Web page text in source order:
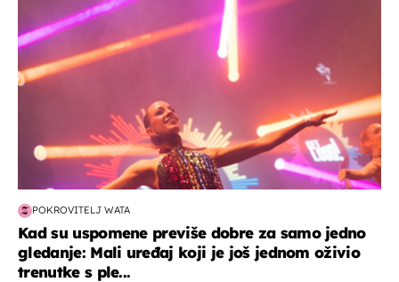
POKROVITELJ WATA
Kad su uspomene previše dobre za samo jedno
gledanje: Mali uređaj koji je još jednom oživio
trenutke s ple...